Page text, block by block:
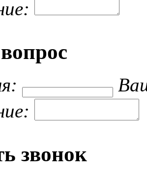
звонок